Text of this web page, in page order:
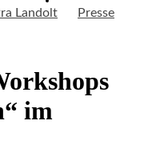
Landolt Presse
im